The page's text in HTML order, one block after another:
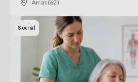
Arras (62)
Social